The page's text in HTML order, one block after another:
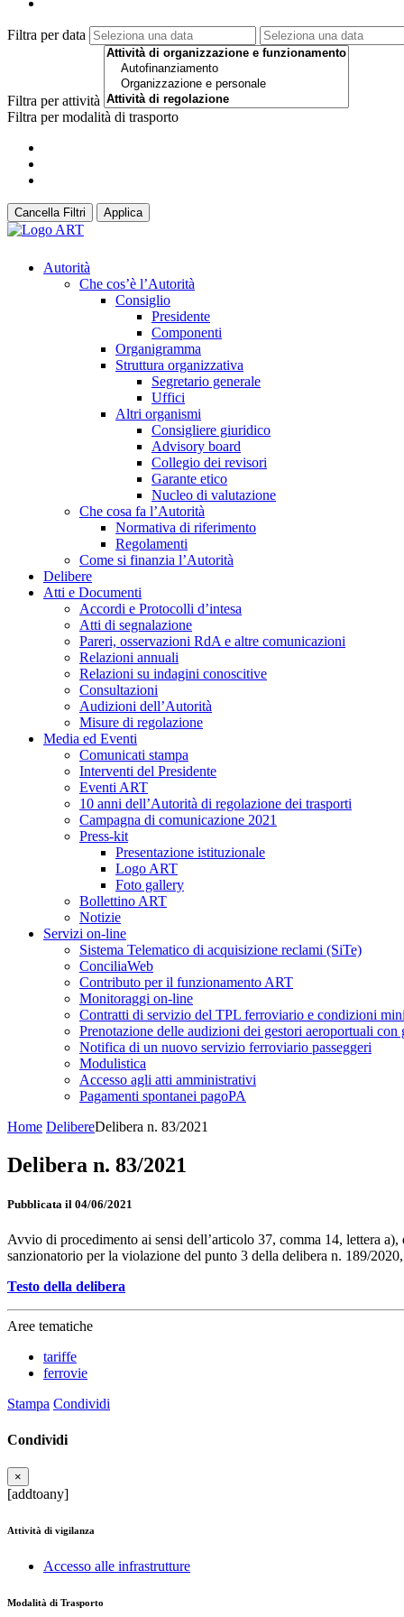
Filtra per data
Filtra per attività
Filtra per modalità di trasporto
Cancella Filtri Applica
Autorità
Che cos’è l’Autorità
Consiglio
Presidente
Componenti
Organigramma
Struttura organizzativa
Segretario generale
Uffici
Altri organismi
Consigliere giuridico
Advisory board
Collegio dei revisori
Garante etico
Nucleo di valutazione
Che cosa fa l’Autorità
Normativa di riferimento
Regolamenti
Come si finanzia l’Autorità
Delibere
Atti e Documenti
Accordi e Protocolli d’intesa
Atti di segnalazione
Pareri, osservazioni RdA e altre comunicazioni
Relazioni annuali
Relazioni su indagini conoscitive
Consultazioni
Audizioni dell’Autorità
Misure di regolazione
Media ed Eventi
Comunicati stampa
Interventi del Presidente
Eventi ART
10 anni dell’Autorità di regolazione dei trasporti
Campagna di comunicazione 2021
Press-kit
Presentazione istituzionale
Logo ART
Foto gallery
Bollettino ART
Notizie
Servizi on-line
Sistema Telematico di acquisizione reclami (SiTe)
ConciliaWeb
Contributo per il funzionamento ART
Monitoraggi on-line
Contratti di servizio del TPL ferroviario e condizioni
Prenotazione delle audizioni dei gestori aeroportuali con
Notifica di un nuovo servizio ferroviario passeggeri
Modulistica
Accesso agli atti amministrativi
Pagamenti spontanei pagoPA
Home DelibereDelibera n. 83/2021
Delibera n. 83/2021
Pubblicata il 04/06/2021
Avvio di procedimento ai sensi dell’articolo 37, comma 14, lettera
sanzionatorio per la violazione del punto 3 della delibera n. 189/
Testo della delibera
Aree tematiche
tariffe
ferrovie
Stampa Condividi
Condividi
×
[addtoany]
Attività di vigilanza
Accesso alle infrastrutture
Modalità di Trasporto